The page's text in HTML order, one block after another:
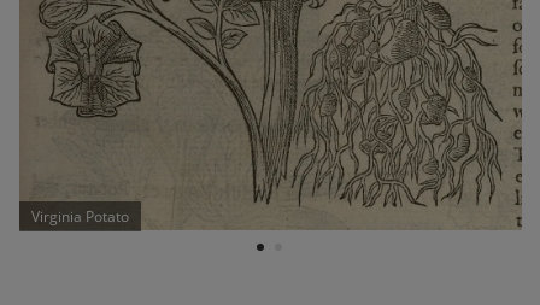
Virginia Potato
1